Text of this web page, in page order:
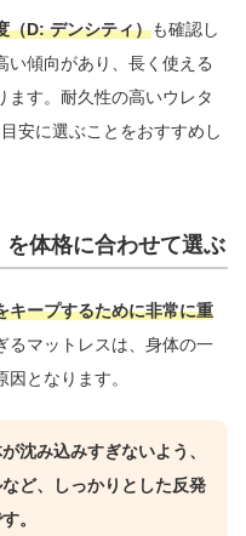
（D: デンシティ）も確認し
い傾向があり、長く使える
ます。耐久性の高いウレタ
安に選ぶことをおすすめし
体格に合わせて選ぶ
キープするために非常に重
るマットレスは、身体の一
となります。
沈み込みすぎないよう、
ど、しっかりとした反発
。